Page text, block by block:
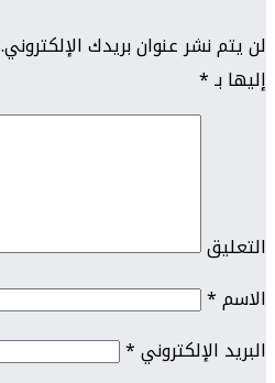
لن يتم نشر عنوان بريدك الإلكتروني.
إليها بـ*
التعليق
الاسم*
البريد الإلكتروني*